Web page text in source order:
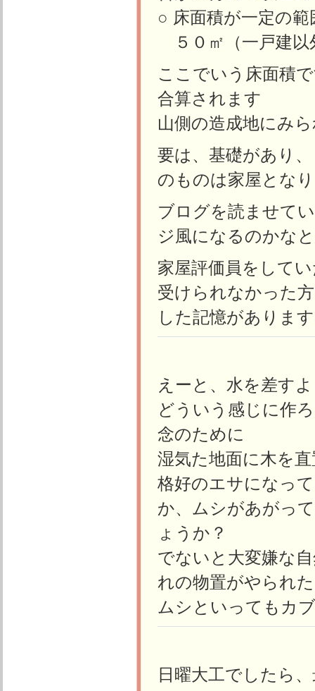
○ 床面積が一定の
５０㎡（一戸建以
ここでいう床面積
合算されます
山側の造成地にみ
要は、基礎があり
のものは家屋とな
ブログを読ませて
ジ風になるのかな
家屋評価員をして
受けられなかった
した記憶がありま
えーと、水を差す
どういう感じに作
念のために
湿気た地面に木を
格好のエサになっ
か、ムシがあがっ
ょうか？
でないと大変嫌な
れの物置がやられ
ムシといってもカ
日曜大工でしたら